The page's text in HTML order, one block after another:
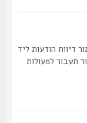
הודעות ליד
לפעולות